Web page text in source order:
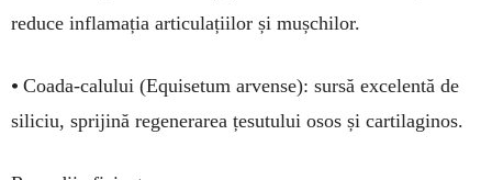
reduce inflamația articulațiilor și mușchilor.
• Coada-calului (Equisetum arvense): sursă excelentă de
siliciu, sprijină regenerarea țesutului osos și cartilaginos.